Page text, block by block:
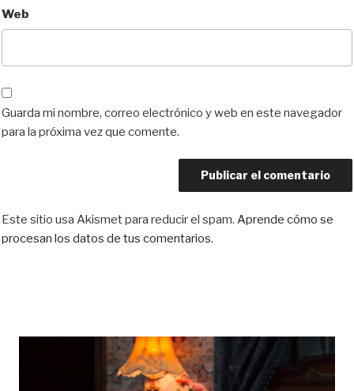
Web
Guarda mi nombre, correo electrónico y web en este navegador
para la próxima vez que comente.
Este sitio usa Akismet para reducir el spam. Aprende cómo se
procesan los datos de tus comentarios.